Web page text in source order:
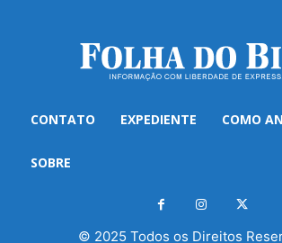
CONTATO EXPEDIENTE COMO
SOBRE
© 2025 Todos os Direitos